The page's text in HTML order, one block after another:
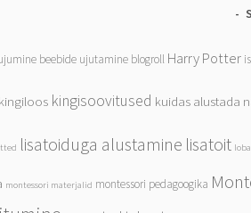
beebide ujutamine blogroll Harry Potter
kingiloos kingisoovitused kuidas alustada
lisatoiduga alustamine lisatoit loba
montessori materjalid montessori pedagoogika